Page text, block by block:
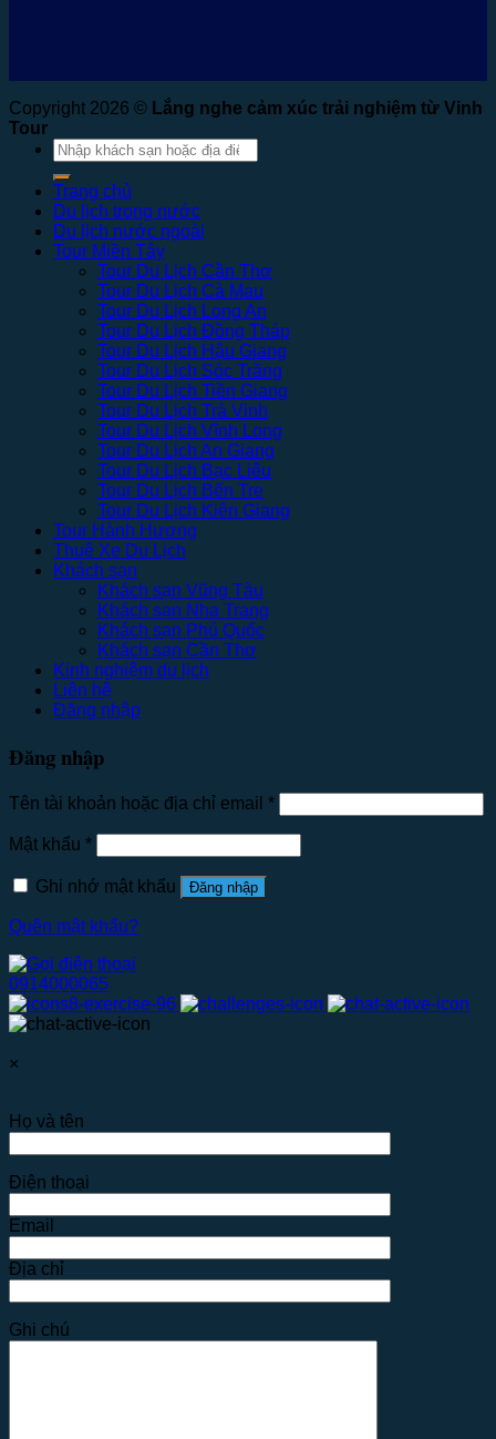
Copyright 2026 © Lắng nghe cảm xúc trải nghiệm từ Vinh
Tour
Tìm
kiếm:
Trang chủ
Du lịch trong nước
Du lịch nước ngoài
Tour Miền Tây
Tour Du Lịch Cần Thơ
Tour Du Lịch Cà Mau
Tour Du Lịch Long An
Tour Du Lịch Đồng Tháp
Tour Du Lịch Hậu Giang
Tour Du Lịch Sóc Trăng
Tour Du Lịch Tiền Giang
Tour Du Lịch Trà Vinh
Tour Du Lịch Vĩnh Long
Tour Du Lịch An Giang
Tour Du Lịch Bạc Liêu
Tour Du Lịch Bến Tre
Tour Du Lịch Kiên Giang
Tour Hành Hương
Thuê Xe Du Lịch
Khách sạn
Khách sạn Vũng Tàu
Khách sạn Nha Trang
Khách sạn Phú Quốc
Khách sạn Cần Thơ
Kinh nghiệm du lịch
Liên hệ
Đăng nhập
Đăng nhập
Tên tài khoản hoặc địa chỉ email *
Mật khẩu *
Ghi nhớ mật khẩu Đăng nhập
Quên mật khẩu?
0914000065
×
Họ và tên
Điện thoại
Email
Địa chỉ
Ghi chú